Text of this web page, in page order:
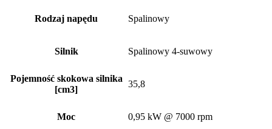
Rodzaj napędu Spalinowy
Silnik Spalinowy 4-suwowy
Pojemność skokowa silnika
[cm3]
35,8
Moc 0,95 kW @ 7000 rpm